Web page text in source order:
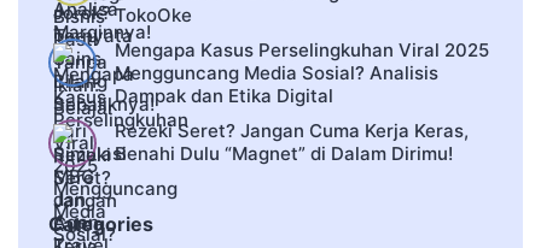
TokoOke
Mengapa Kasus Perselingkuhan Viral 2025
Mengguncang Media Sosial? Analisis
Dampak dan Etika Digital
Rezeki Seret? Jangan Cuma Kerja Keras,
Benahi Dulu “Magnet” di Dalam Dirimu!
Categories